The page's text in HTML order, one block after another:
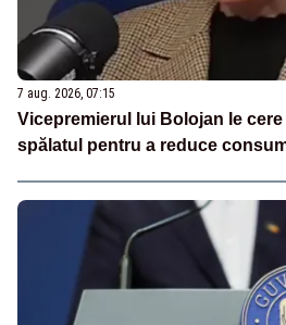
7 aug. 2026, 07:15
Vicepremierul lui Bolojan le
spălatul pentru a reduce